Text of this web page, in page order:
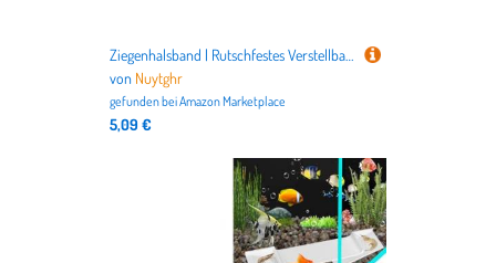
Ziegenhalsband | Rutschfestes Verstellbares Ziegenhalsband | Anti Verlust Sicherheitsverschluss Tierzubehör Für Schafe Kühe Kleintiere Auf Dem
von Nuytghr
gefunden beiAmazon Marketplace
5,09 €